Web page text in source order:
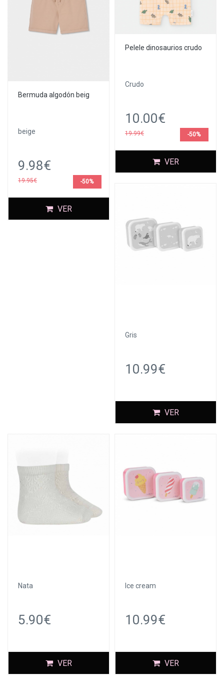
Bermuda algodón beig
beige
9.98€
19.95€ -50%
VER
Pelele dinosaurios crudo
Crudo
10.00€
19.99€ -50%
VER
Gris
10.99€
VER
Nata
5.90€
VER
Ice cream
10.99€
VER